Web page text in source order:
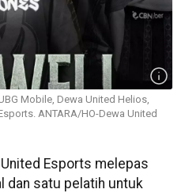
Mobile, Dewa United Helios,
ANTARA/HO-Dewa United
Esports melepas
dan satu pelatih untuk